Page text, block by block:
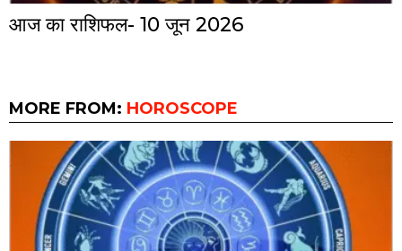
आज का राशिफल- 10 जून 2026
MORE FROM: HOROSCOPE